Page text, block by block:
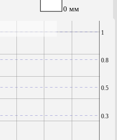
0 мм
0.3
0.5
0.8
1